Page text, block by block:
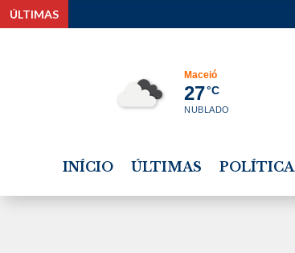
ÚLTIMAS
Maceió
27°C
NUBLADO
INÍCIO ÚLTIMAS POLÍTICA